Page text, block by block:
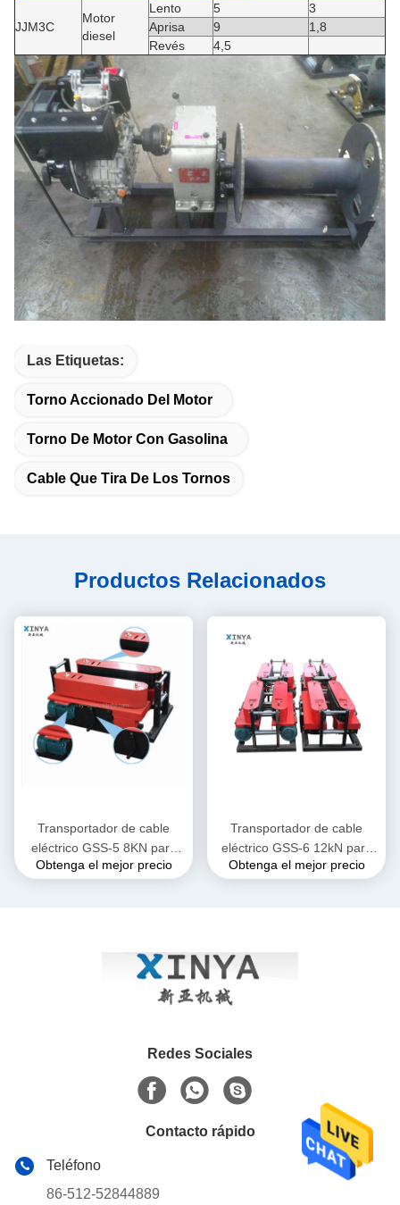
JJM3C
Motor
diesel
Lento 5
3
Aprisa
9
1,8
Revés
4,5
Las Etiquetas:
Torno Accionado Del Motor
Torno De Motor Con Gasolina
Cable Que Tira De Los Tornos
Productos Relacionados
Transportador de cable
eléctrico GSS-5 8KN para
tendido de cables de
Obtenga el mejor precio
Transportador de cable
eléctrico GSS-6 12kN para
tendido de cables de
Obtenga el mejor precio
Redes Sociales
Contacto rápido
Teléfono
86-512-52844889